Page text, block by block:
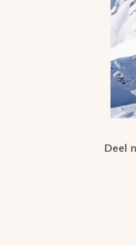
Deel
Deel